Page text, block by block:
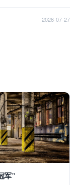
2026-07-27
军"